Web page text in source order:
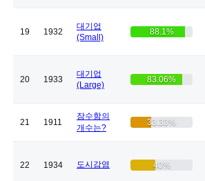
19 1932
대기업
(Small)
88.1%
20 1933
대기업
(Large)
83.06%
21 1911
잠수함의
개수는?
33.33%
22 1934 도시감염 40%